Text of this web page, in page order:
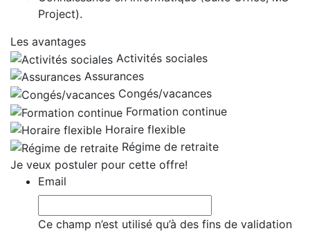
Project).
Les avantages
Activités sociales
Assurances
Congés/vacances
Formation continue
Horaire flexible
Régime de retraite
Je veux postuler pour cette offre!
Email
Ce champ n’est utilisé qu’à des fins de validation